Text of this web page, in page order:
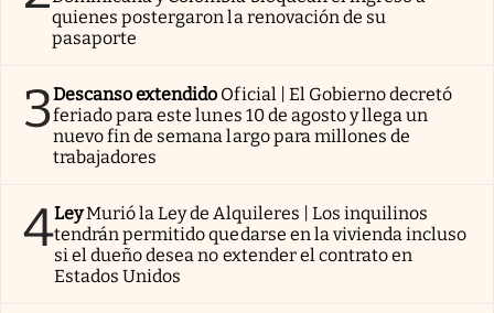
quienes postergaron la renovación de su
pasaporte
3Descanso extendido Oficial | El Gobierno decretó
feriado para este lunes 10 de agosto y llega un
nuevo fin de semana largo para millones de
trabajadores
4LeyMurió la Ley de Alquileres | Los inquilinos
tendrán permitido quedarse en la vivienda incluso
si el dueño desea no extender el contrato en
Estados Unidos